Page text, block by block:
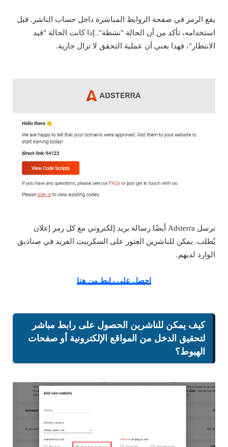
يقع الرمز في صفحة الروابط المباشرة داخل حساب الناشر. قبل
استخدامه، تأكد من أن الحالة "نشطة". إذا كانت الحالة "قيد
الانتظار"، فهذا يعني أن عملية التحقق لا تزال جارية.
ترسل Adsterra أيضًا رسالة بريد إلكتروني مع كل رمز إعلان
يُطلب. يمكن للناشرين العثور على السكريبت الفريد في صناديق
الوارد لديهم.
احصل على رابط من هنا
كيف يمكن للناشرين الحصول على رابط مباشر
لتحقيق الدخل من المواقع الإلكترونية أو صفحات
الهبوط؟